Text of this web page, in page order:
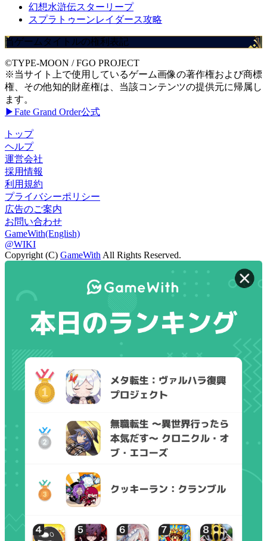
幻想水滸伝スターリープ
スプラトゥーンレイダース攻略
当ゲームタイトルの権利表記
©TYPE-MOON / FGO PROJECT
※当サイト上で使用しているゲーム画像の著作権および商標
権、その他知的財産権は、当該コンテンツの提供元に帰属し
ます。
▶Fate Grand Order公式
トップ
ヘルプ
運営会社
採用情報
利用規約
プライバシーポリシー
広告のご案内
お問い合わせ
GameWith(English)
@WIKI
Copyright (C) GameWith All Rights Reserved.